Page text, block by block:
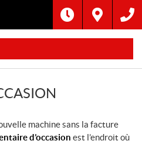
machine sans la facture
d’occasion est l’endroit où